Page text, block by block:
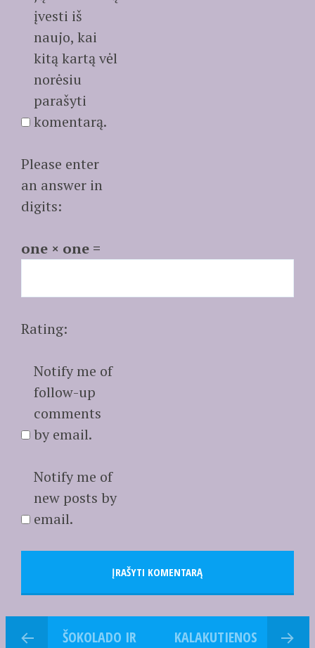
įvesti iš
naujo, kai
kitą kartą vėl
norėsiu
parašyti
komentarą.
Please enter
an answer in
digits:
one × one =
Rating:
Notify me of
follow-up
comments
by email.
Notify me of
new posts by
email.
ŠOKOLADO IR
KALAKUTIENOS